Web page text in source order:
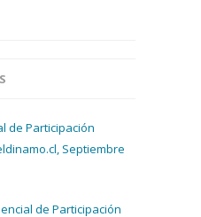
de Participación
Septiembre
de Participación